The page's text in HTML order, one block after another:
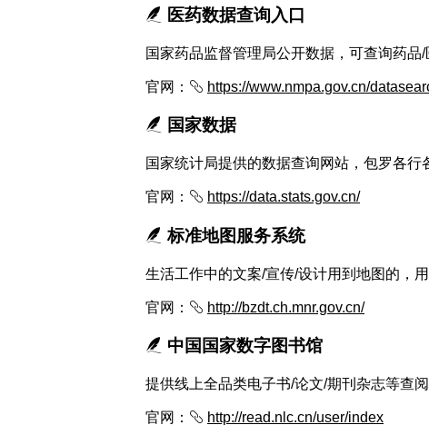
医药数据查询入口
国家药品监督管理局公开数据，可查询药品
官网： https://www.nmpa.gov.cn/
国家数据
国家统计局提供的数据查询网站，包罗各行
官网： https://data.stats.gov.cn/
标准地图服务系统
生活工作中的文案/宣传/设计用到地图的，
官网： http://bzdt.ch.mnr.gov.cn/
中国国家数字图书馆
提供线上全品类电子书/论文/期刊杂志等查
官网： http://read.nlc.cn/user/index